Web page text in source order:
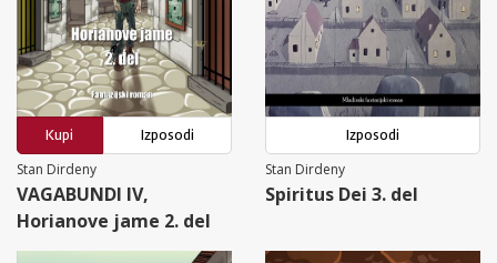
Kupi
Izposodi
Stan Dirdeny
VAGABUNDI IV,
Horianove jame 2. del
Izposodi
Stan Dirdeny
Spiritus Dei 3. del